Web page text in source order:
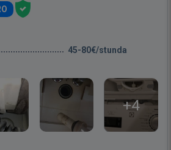
45-80€/stunda
+4